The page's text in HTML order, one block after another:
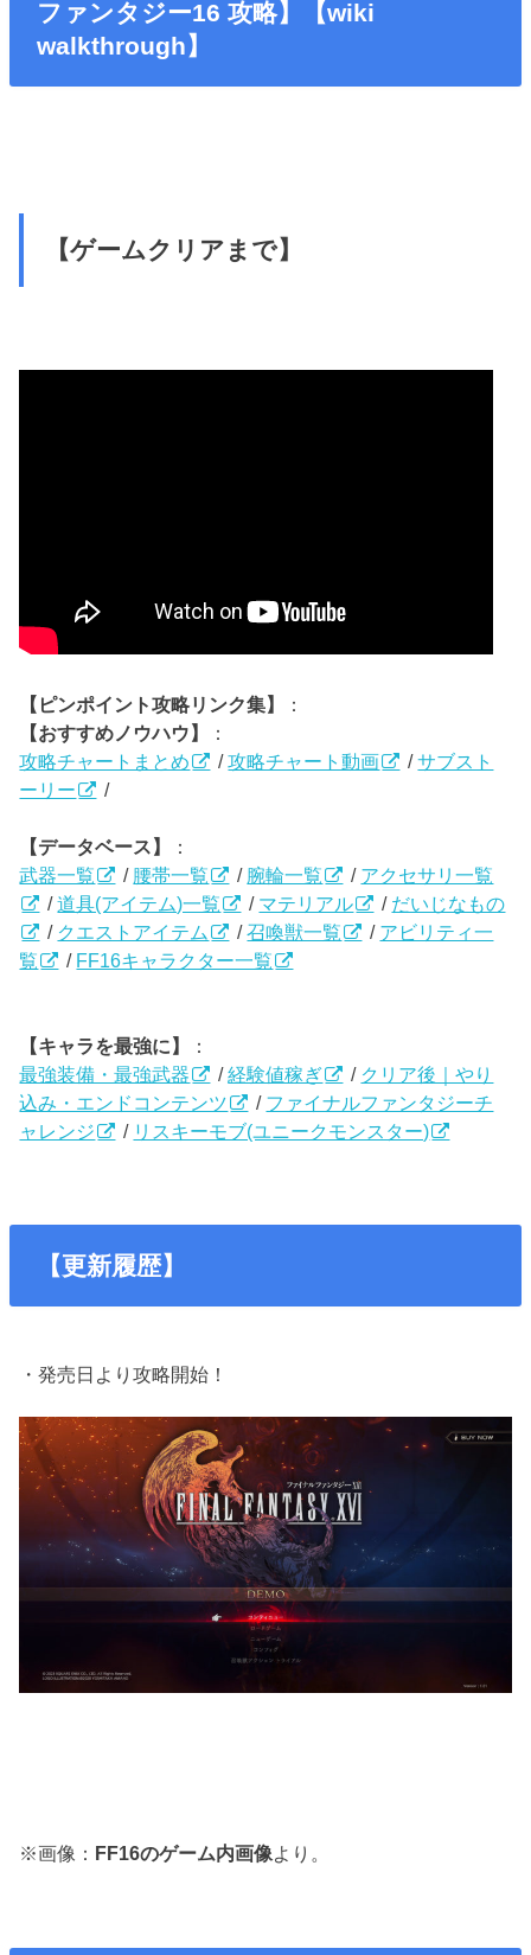
ファンタジー16 攻略】【wiki
walkthrough】
【ゲームクリアまで】
【ピンポイント攻略リンク集】
：
【おすすめノウハウ】
：
攻略チャートまとめ
/攻略チャート動画 /サブスト
ーリー
/
【データベース】
：
武器一覧
/ 腰帯一覧 / 腕輪一覧 / アクセサリ一覧
/道具(アイテム)一覧 / マテリアル / だいじなもの
/ クエストアイテム /召喚獣一覧 / アビリティ一
覧
/ FF16キャラクター一覧
【キャラを最強に】
：
最強装備・最強武器
/経験値稼ぎ / クリア後｜やり
込み・エンドコンテンツ
/ ファイナルファンタジーチ
ャレンジ
/ リスキーモブ(ユニークモンスター)
【更新履歴】
・発売日より攻略開始！
※画像： FF16のゲーム内画像より。